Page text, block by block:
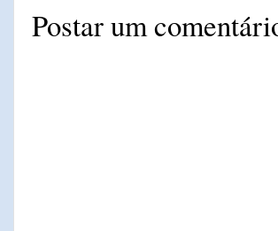
Postar um